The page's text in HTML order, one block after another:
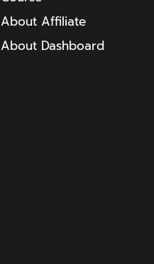
About Affiliate
About Dashboard